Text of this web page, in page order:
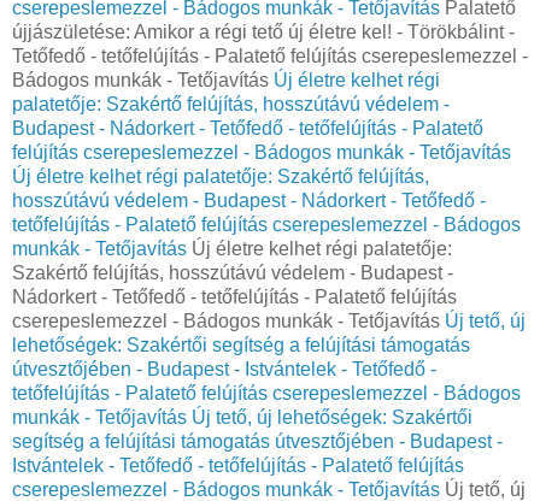
cserepeslemezzel - Bádogos munkák - Tetőjavítás Palatető
újjászületése: Amikor a régi tető új életre kel! - Törökbálint -
Tetőfedő - tetőfelújítás - Palatető felújítás cserepeslemezzel -
Bádogos munkák - Tetőjavítás Új életre kelhet régi
palatetője: Szakértő felújítás, hosszútávú védelem -
Budapest - Nádorkert - Tetőfedő - tetőfelújítás - Palatető
felújítás cserepeslemezzel - Bádogos munkák - Tetőjavítás
Új életre kelhet régi palatetője: Szakértő felújítás,
hosszútávú védelem - Budapest - Nádorkert - Tetőfedő -
tetőfelújítás - Palatető felújítás cserepeslemezzel - Bádogos
munkák - Tetőjavítás Új életre kelhet régi palatetője:
Szakértő felújítás, hosszútávú védelem - Budapest -
Nádorkert - Tetőfedő - tetőfelújítás - Palatető felújítás
cserepeslemezzel - Bádogos munkák - Tetőjavítás Új tető, új
lehetőségek: Szakértői segítség a felújítási támogatás
útvesztőjében - Budapest - Istvántelek - Tetőfedő -
tetőfelújítás - Palatető felújítás cserepeslemezzel - Bádogos
munkák - Tetőjavítás Új tető, új lehetőségek: Szakértői
segítség a felújítási támogatás útvesztőjében - Budapest -
Istvántelek - Tetőfedő - tetőfelújítás - Palatető felújítás
cserepeslemezzel - Bádogos munkák - Tetőjavítás Új tető, új